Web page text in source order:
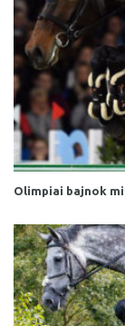
Olimpiai bajnok